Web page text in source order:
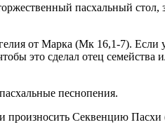
пасхальный
от Марка (Мк 16,1-7).
это сделал отец семейства
песнопения.
произносить Секвенцию